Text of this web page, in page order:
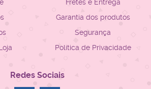
Fretes e Entrega
Garantia dos produtos
Segurança
Política de Privacidade
Redes Sociais